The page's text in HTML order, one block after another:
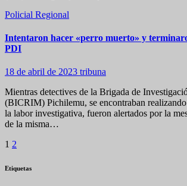
Policial Regional
Intentaron hacer «perro muerto» y
PDI
18 de abril de 2023 tribuna
Mientras detectives de la Brigada de
(BICRIM) Pichilemu, se encontraban realizando
la labor investigativa, fueron alertados por la
de la misma…
Paginación
de
1 2
Etiquetas